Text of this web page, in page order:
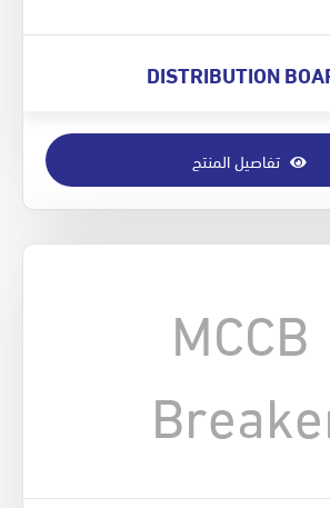
DISTRIBUTION
تفاصيل المنتج